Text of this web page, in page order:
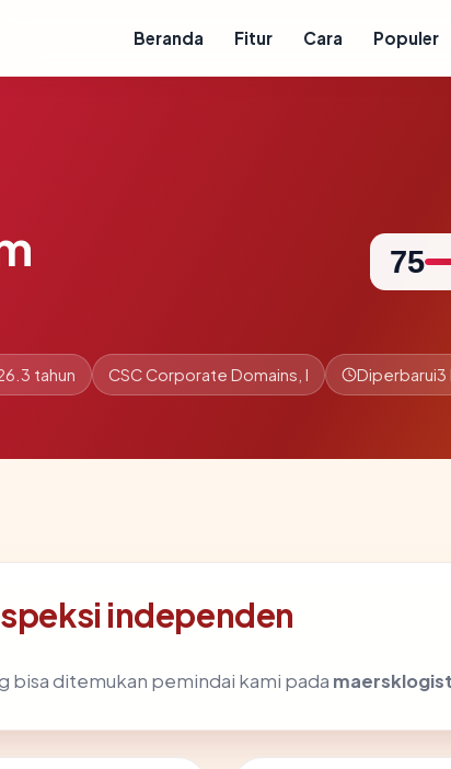
Beranda Fitur Cara Populer
75
tahun CSC Corporate Domains, I Diperbarui3
independen
bisa ditemukan pemindai kami pada